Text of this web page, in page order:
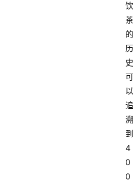
饮
茶
的
历
史
可
以
追
溯
到
4
0
0